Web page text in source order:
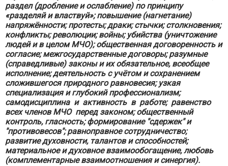
раздел (дробление и ослабление) по принципу
«разделяй и властвуй»; повышение (нагнетание)
напряжённости; протесты; драки; стычки; столкновения;
конфликты; революции; войны; убийства (уничтожение
людей и в целом МЧО); общественная договоренность и
согласие;межгосударственные договоры;разумные
(справедливые) законы и их обязательное, всеобщее
исполнение; деятельность с учётом и сохранением
сложившегося природного равновесия; узкая
специализация и глубокий профессионализм;
самодисциплина и активность в работе; равенство
всех членов МЧО перед законом; общественный
контроль, гласность; формирование "сдержек" и
"противовесов"; равноправное сотрудничество;
развитие духовности, талантов и способностей;
материальное и духовное взаимообогащение, любовь
(комплементарные взаимоотношения и синергия).